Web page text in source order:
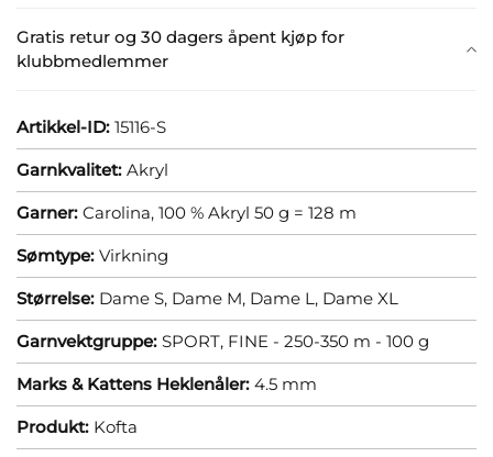
Gratis retur og 30 dagers åpent kjøp for
klubbmedlemmer
Artikkel-ID: 15116-S
Garnkvalitet: Akryl
Garner: Carolina, 100 % Akryl 50 g = 128 m
Sømtype: Virkning
Størrelse: Dame S, Dame M, Dame L, Dame XL
Garnvektgruppe: SPORT, FINE - 250-350 m - 100 g
Marks & Kattens Heklenåler: 4.5 mm
Produkt: Kofta